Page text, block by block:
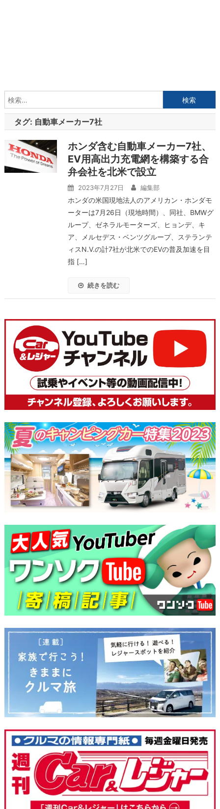
索:
タグ: 自動車メーカー7社
ホンダ含む自動車メーカー7社、
EV用高出力充電網を構築する合
弁会社を北米で設立
2023年7月27日 編集部
ホンダの米国現地法人のアメリカン・ホンダモ
ーターは7月26日（現地時間）、同社、BMWグ
ループ、ゼネラルモーターズ、ヒョンデ、キ
ア、メルセデス・ベンツグループ、ステランテ
ィスN.V.の計7社が北米でのEVの普及加速を目
指 […]
続きを読む